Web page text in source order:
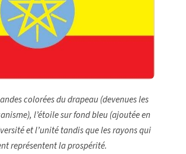
colorées du drapeau (devenues les
l’étoile sur fond bleu (ajoutée en
et l’unité tandis que les rayons qui
représentent la prospérité.